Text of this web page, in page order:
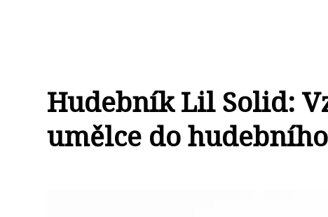
Hudebník Lil Solid:
umělce do